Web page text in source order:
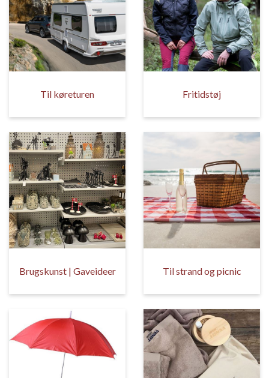
Til køreturen Fritidstøj
Brugskunst | Gaveideer Til strand og picnic